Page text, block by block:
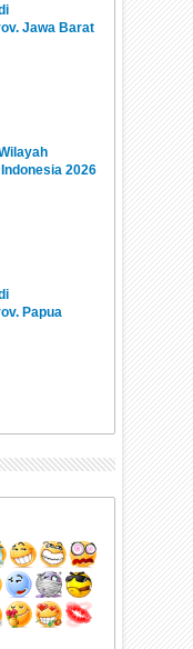
Jawa Barat
2026
Papua
H/2026